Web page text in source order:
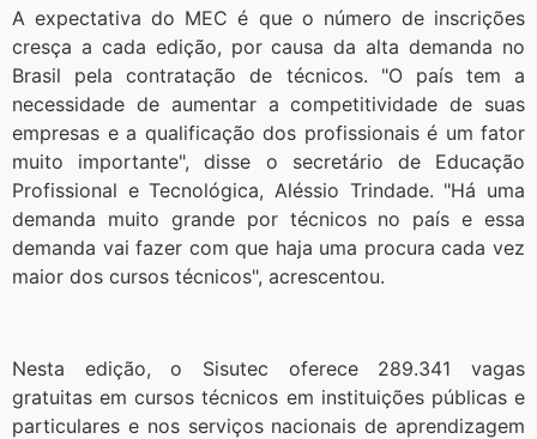
A expectativa do MEC é que o número de inscrições
cresça a cada edição, por causa da alta demanda no
Brasil pela contratação de técnicos. "O país tem a
necessidade de aumentar a competitividade de suas
empresas e a qualificação dos profissionais é um fator
muito importante", disse o secretário de Educação
Profissional e Tecnológica, Aléssio Trindade. "Há uma
demanda muito grande por técnicos no país e essa
demanda vai fazer com que haja uma procura cada vez
maior dos cursos técnicos", acrescentou.
Nesta edição, o Sisutec oferece 289.341 vagas
gratuitas em cursos técnicos em instituições públicas e
particulares e nos serviços nacionais de aprendizagem